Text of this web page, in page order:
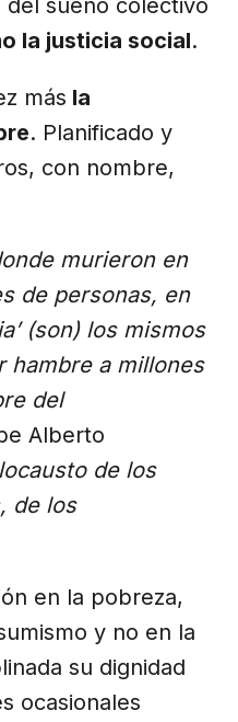
sueño colectivo
la justicia social.
más la
. Planificado y
con nombre,
murieron en
de personas, en
(son) los mismos
hambre a millones
del
Alberto
de los
de los
en la pobreza,
y no en la
su dignidad
ocasionales